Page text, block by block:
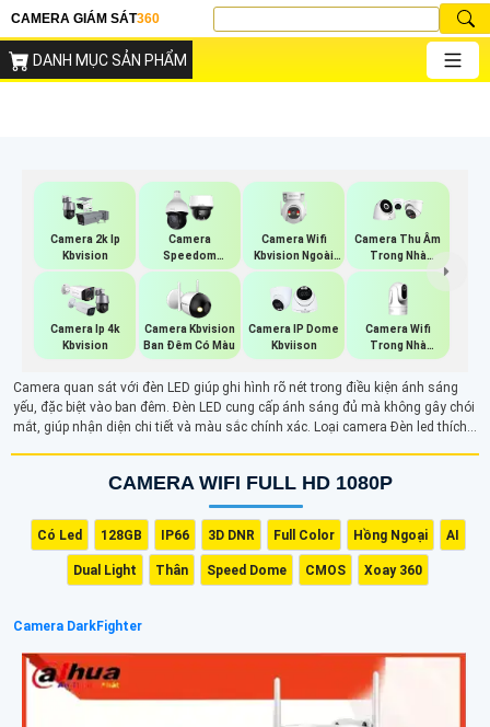
CAMERA GIÁM SÁT360
DANH MỤC SẢN PHẨM
Camera 2k Ip
Kbvision
Camera
Speedom
Kbvision
Camera Wifi
Kbvision Ngoài
Trời 360
Camera Thu Âm
Trong Nhà
Kbvision
Camera Ip 4k
Kbvision
Camera Kbvision
Ban Đêm Có Màu
Camera IP Dome
Kbviison
Camera Wifi
Trong Nhà
Kbvision
Camera quan sát với đèn LED giúp ghi hình rõ nét trong điều kiện ánh sáng
yếu, đặc biệt vào ban đêm. Đèn LED cung cấp ánh sáng đủ mà không gây chói
mắt, giúp nhận diện chi tiết và màu sắc chính xác. Loại camera Đèn led thích
CAMERA WIFI FULL HD 1080P
Có Led 128GB IP66 3D DNR Full Color Hồng Ngoại AI
Dual Light Thân Speed Dome CMOS Xoay 360
Camera DarkFighter